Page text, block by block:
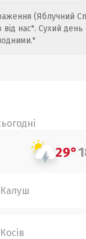
(Яблучний
нас". Сухий
29°
Калуш
Косів